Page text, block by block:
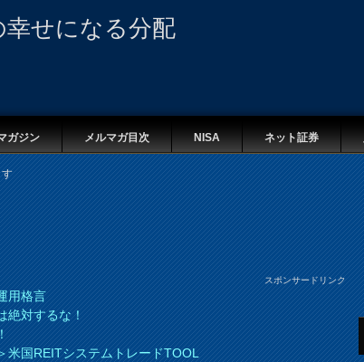
せになる分配
ガジン メルマガ目次 NISA ネット証券
スポンサードリンク
用格言
絶対するな！
国REITシステムトレードTOOL